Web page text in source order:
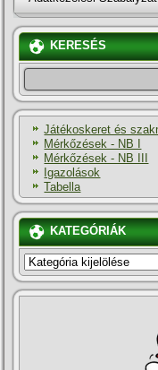
KERESÉS
Játékoskeret és
Mérkőzések - NB I
Mérkőzések - NB III
Igazolások
Tabella
KATEGÓRIÁK
KATEGÓRIÁK